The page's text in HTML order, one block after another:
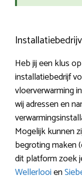
Heb jij een klus
installatiebedrijf
vloerverwarming
wij adressen en
Mogelijk kunnen
begroting maken
dit platform zoek
Wellerlooien